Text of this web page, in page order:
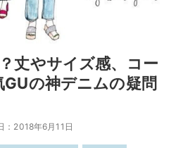
丈やサイズ感、コー
の神デニムの疑問
：2018年6月11日